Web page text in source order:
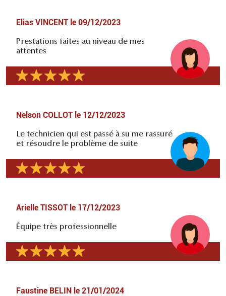
Elias VINCENT le 09/12/2023
Prestations faites au niveau de mes
attentes
Nelson COLLOT le 12/12/2023
Le technicien qui est passé à su me rassuré
et résoudre le problème de suite
Arielle TISSOT le 17/12/2023
Équipe très professionnelle
Faustine BELIN le 21/01/2024